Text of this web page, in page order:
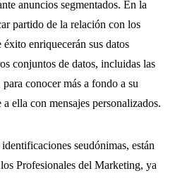
anuncios segmentados. En la
partido de la relación con los
enriquecerán sus datos
conjuntos de datos, incluidas las
conocer más a fondo a su
ella con mensajes personalizados.
seudónimas, están
Profesionales del Marketing, ya